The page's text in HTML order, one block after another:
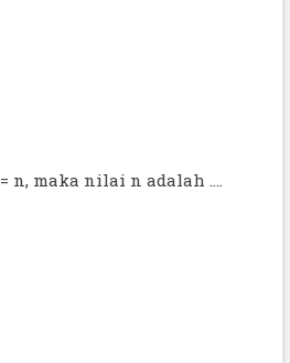
= n, maka nilai n adalah ....